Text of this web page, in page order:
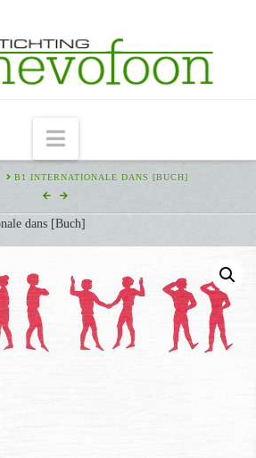
Navigation
B1 INTERNATIONALE DANS [BUCH]
dans [Buch]